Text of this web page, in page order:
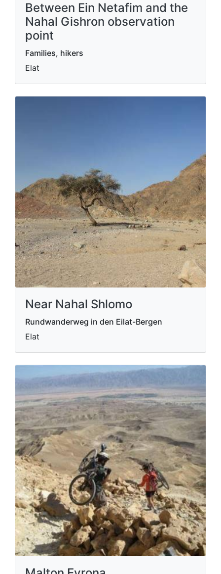
Between Ein Netafim and the
Nahal Gishron observation
point
Families, hikers
Elat
Near Nahal Shlomo
Rundwanderweg in den Eilat-Bergen
Elat